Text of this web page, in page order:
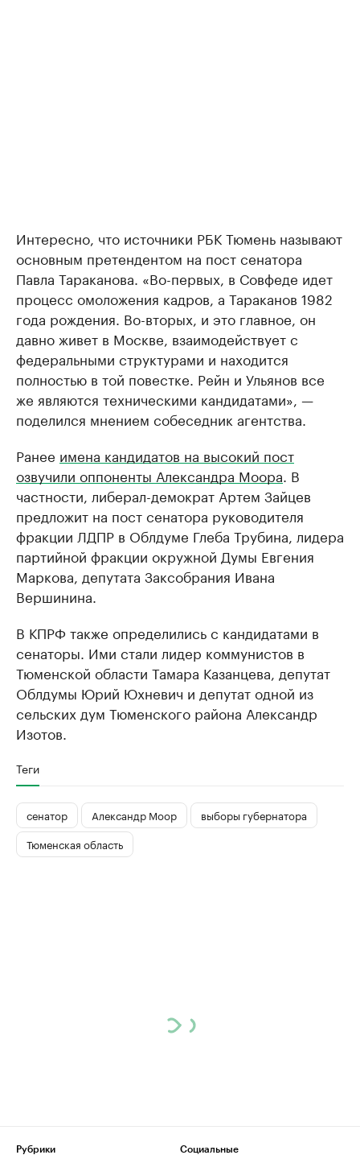
Интересно, что источники РБК Тюмень называют
основным претендентом на пост сенатора
Павла Тараканова. «Во-первых, в Совфеде идет
процесс омоложения кадров, а Тараканов 1982
года рождения. Во-вторых, и это главное, он
давно живет в Москве, взаимодействует с
федеральными структурами и находится
полностью в той повестке. Рейн и Ульянов все
же являются техническими кандидатами», —
поделился мнением собеседник агентства.
Ранее имена кандидатов на высокий пост
озвучили оппоненты Александра Моора . В
частности, либерал-демократ Артем Зайцев
предложит на пост сенатора руководителя
фракции ЛДПР в Облдуме Глеба Трубина, лидера
партийной фракции окружной Думы Евгения
Маркова, депутата Заксобрания Ивана
Вершинина.
В КПРФ также определились с кандидатами в
сенаторы. Ими стали лидер коммунистов в
Тюменской области Тамара Казанцева, депутат
Облдумы Юрий Юхневич и депутат одной из
сельских дум Тюменского района Александр
Изотов.
Теги
сенатор Александр Моор
выборы губернатора
Тюменская область
Рубрики
Социальные